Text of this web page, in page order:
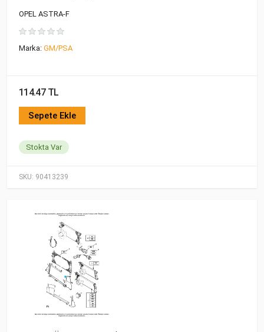
SKU: 90413239
OPEL ASTRA-F
Marka: GM/PSA
114.47 TL
Sepete Ekle
Stokta Var